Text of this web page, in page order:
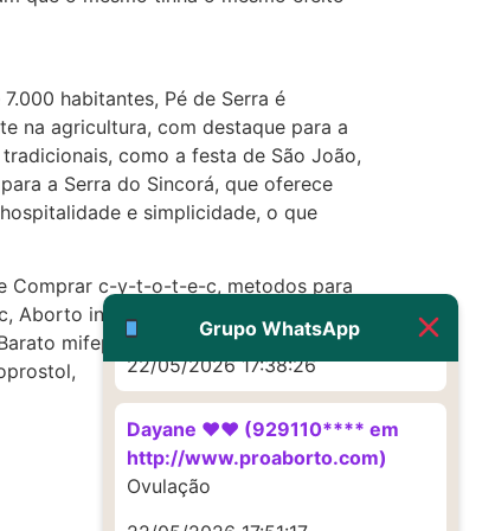
habitantes, Pé de Serra é
na agricultura, com destaque para a
como a festa de São João,
a Serra do Sincorá, que oferece
e simplicidade, o que
Comprar c-y-t-o-t-e-c, metodos para
Aborto induzido Misoprostol,
mifepristone, Como abortar
Grupo WhatsApp
http://www.proaborto.com)
Deve ser um corrimento normal
mesmo
22/05/2026 17:19:47
http://www.proaborto.com)
Muito obrigadaaaaa
22/05/2026 17:38:26
Dayane ♥️♥️ (929110**** em
http://www.proaborto.com)
Ovulação